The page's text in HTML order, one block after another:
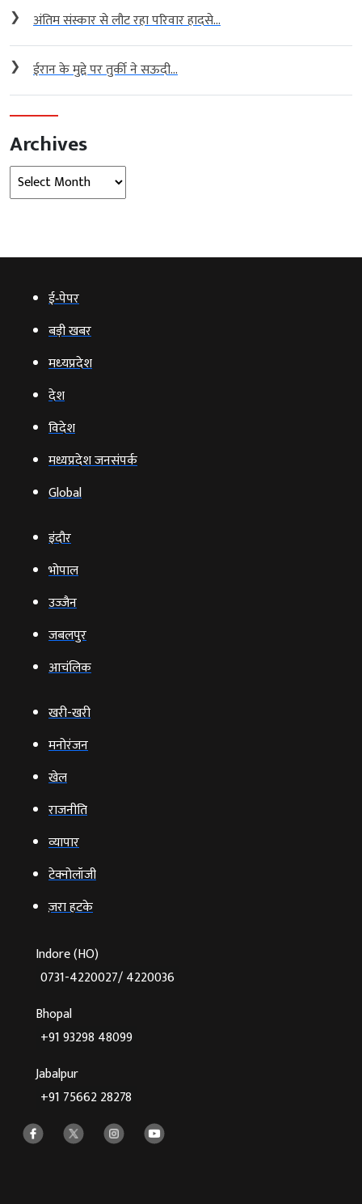
❯ अंतिम संस्कार से लौट रहा परिवार हादसे...
❯ ईरान के मुद्दे पर तुर्की ने सऊदी...
Archives
Archives
ई‑पेपर
बड़ी खबर
मध्‍यप्रदेश
देश
विदेश
मध्यप्रदेश जनसंपर्क
Global
इंदौर
भोपाल
उज्‍जैन
जबलपुर
आचंलिक
खरी-खरी
मनोरंजन
खेल
राजनीति
व्‍यापार
टेक्‍नोलॉजी
ज़रा हटके
Indore (HO)
0731-4220027/ 4220036
Bhopal
+91 93298 48099
Jabalpur
+91 75662 28278